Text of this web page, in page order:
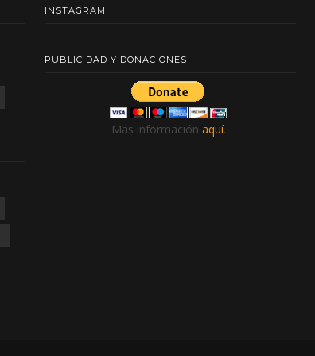
INSTAGRAM
PUBLICIDAD Y DONACIONES
Mas información aquí.